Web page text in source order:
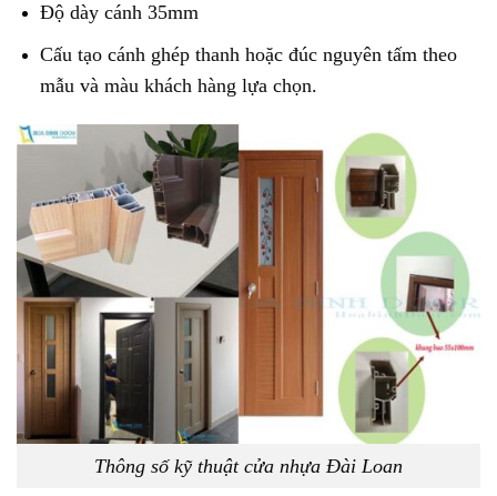
Độ dày cánh 35mm
Cấu tạo cánh ghép thanh hoặc đúc nguyên tấm theo
mẫu và màu khách hàng lựa chọn.
Thông số kỹ thuật cửa nhựa Đài Loan